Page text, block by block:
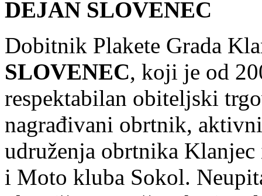
DEJAN SLOVENEC
Dobitnik Plakete Grada
SLOVENEC, koji je od
respektabilan obiteljski
nagrađivani obrtnik,
udruženja obrtnika
i Moto kluba Sokol.